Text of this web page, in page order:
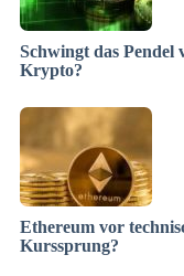
Schwingt das
Krypto?
Ethereum vor
Kurssprung?